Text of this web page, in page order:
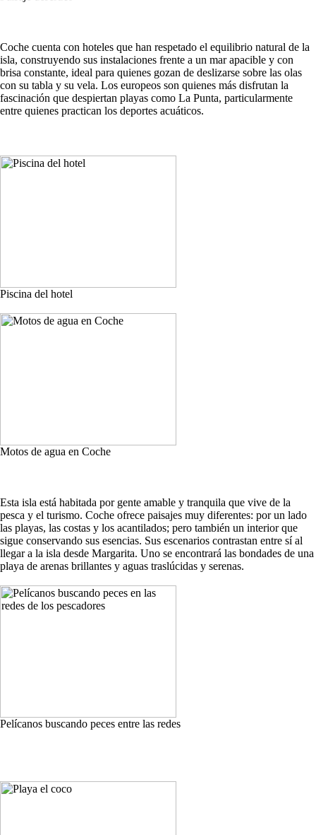
Coche cuenta con hoteles que han respetado el equilibrio natural de la
isla, construyendo sus instalaciones frente a un mar apacible y con
brisa constante, ideal para quienes gozan de deslizarse sobre las olas
con su tabla y su vela. Los europeos son quienes más disfrutan la
fascinación que despiertan playas como La Punta, particularmente
entre quienes practican los deportes acuáticos.
Piscina del hotel
Motos de agua en Coche
Esta isla está habitada por gente amable y tranquila que vive de la
pesca y el turismo. Coche ofrece paisajes muy diferentes: por un lado
las playas, las costas y los acantilados; pero también un interior que
sigue conservando sus esencias. Sus escenarios contrastan entre sí al
llegar a la isla desde Margarita. Uno se encontrará las bondades de una
playa de arenas brillantes y aguas traslúcidas y serenas.
Pelícanos buscando peces entre las redes